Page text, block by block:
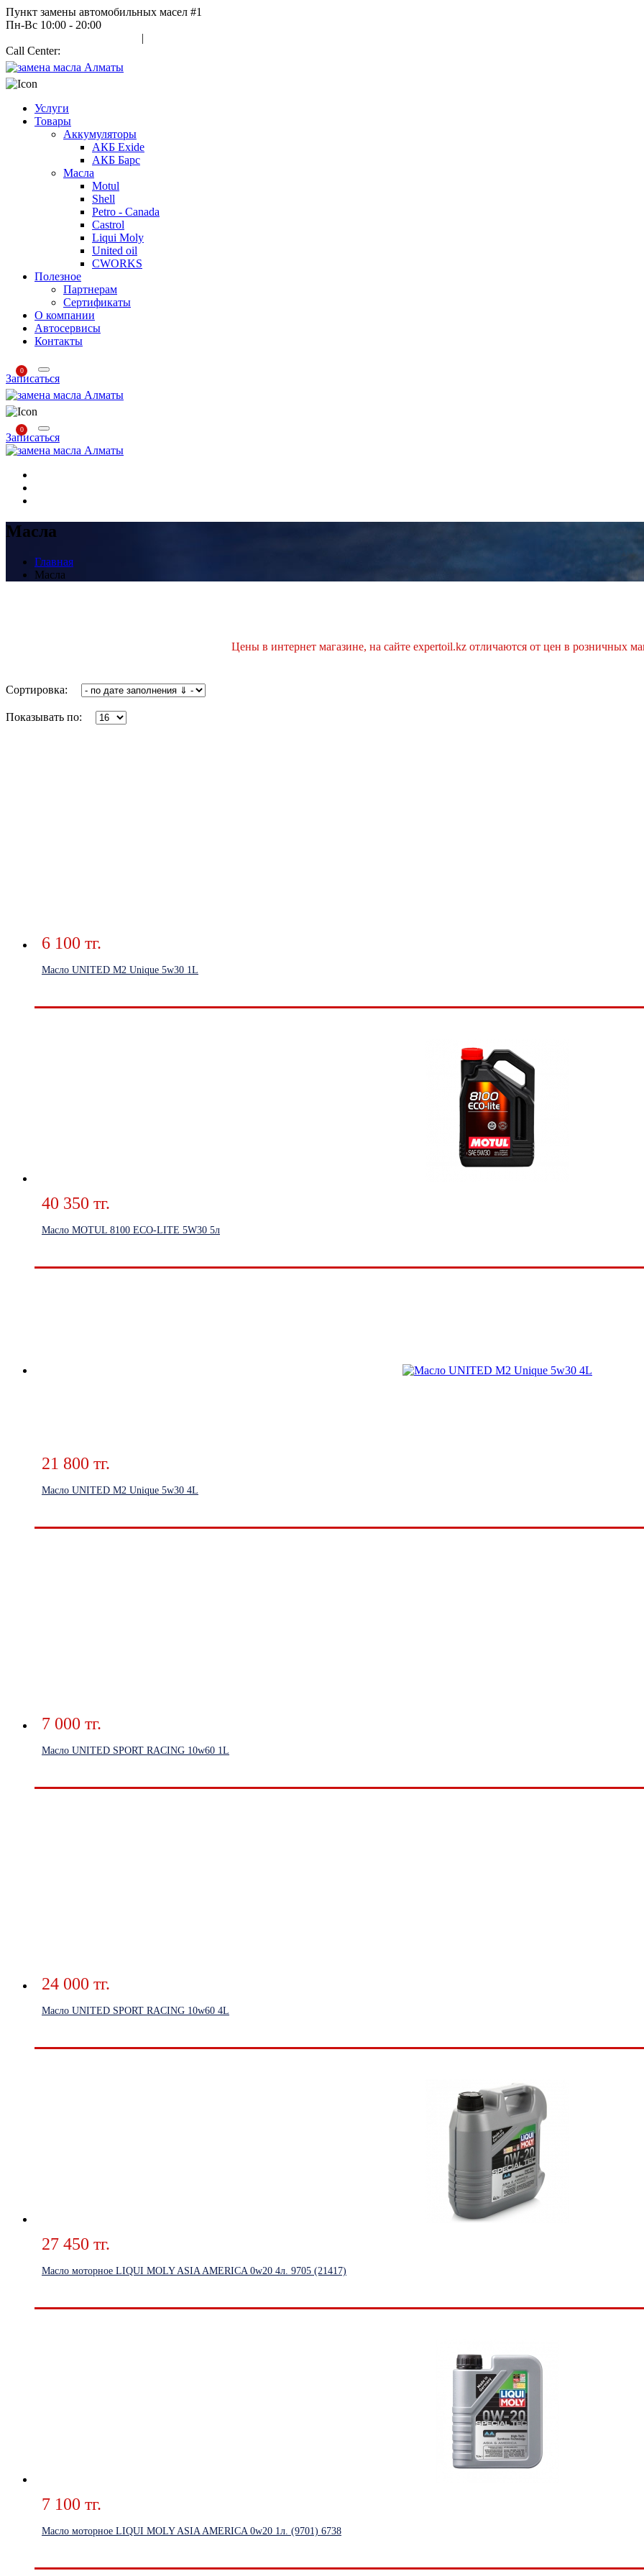
Пункт замены автомобильных масел #1
Пн-Вс 10:00 - 20:00
|
Call Center:
Услуги
Товары
Аккумуляторы
АКБ Exide
АКБ Барс
Масла
Motul
Shell
Petro - Canada
Castrol
Liqui Moly
United oil
CWORKS
Полезное
Партнерам
Сертификаты
О компании
Автосервисы
Контакты
0
Записаться
0
Записаться
Масла
Главная
Масла
Цены в интернет магазине, на сайте expertoil.kz отличаются от цен в розничных
Сортировка:
Показывать по:
6 100 тг.
Масло UNITED M2 Unique 5w30 1L
40 350 тг.
Масло MOTUL 8100 ECO-LITE 5W30 5л
21 800 тг.
Масло UNITED M2 Unique 5w30 4L
7 000 тг.
Масло UNITED SPORT RACING 10w60 1L
24 000 тг.
Масло UNITED SPORT RACING 10w60 4L
27 450 тг.
Масло моторное LIQUI MOLY ASIA AMERICA 0w20 4л. 9705 (21417)
7 100 тг.
Масло моторное LIQUI MOLY ASIA AMERICA 0w20 1л. (9701) 6738